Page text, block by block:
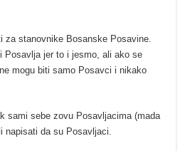
za stanovnike Bosanske Posavine.
Posavlja jer to i jesmo, ali ako se
mogu biti samo Posavci i nikako
sami sebe zovu Posavljacima (mada
napisati da su Posavljaci.